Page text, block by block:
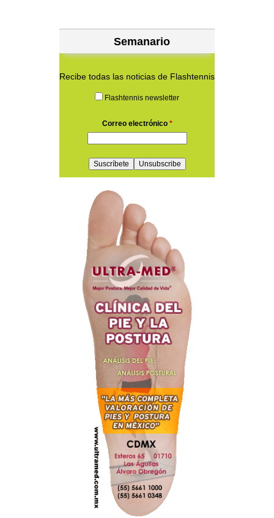
Semanario
Recibe todas las noticias de Flashtennis
Flashtennis newsletter
Correo electrónico *